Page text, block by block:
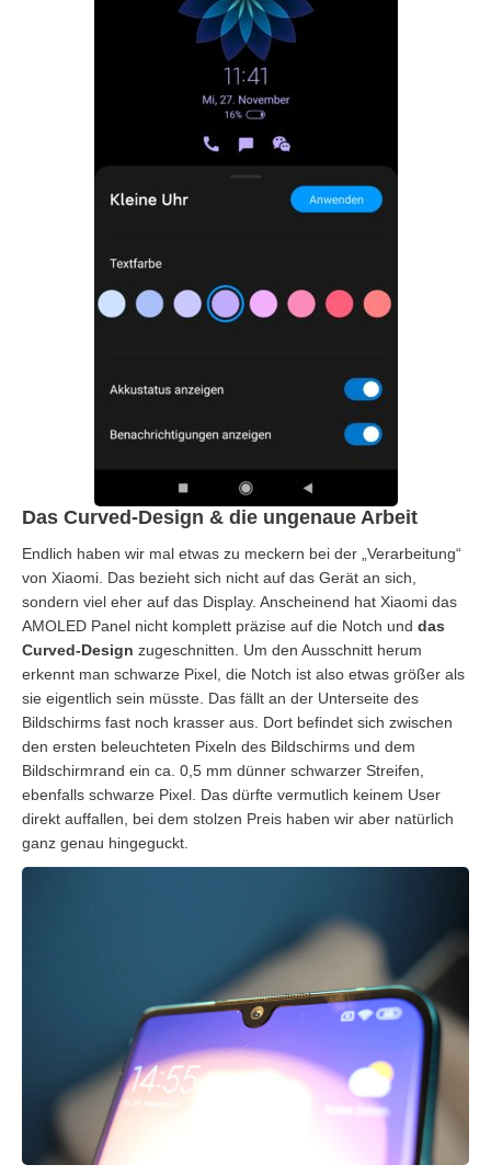
Das Curved-Design & die ungenaue Arbeit
Endlich haben wir mal etwas zu meckern bei der „Verarbeitung“
von Xiaomi. Das bezieht sich nicht auf das Gerät an sich,
sondern viel eher auf das Display. Anscheinend hat Xiaomi das
AMOLED Panel nicht komplett präzise auf die Notch und das
Curved-Design zugeschnitten. Um den Ausschnitt herum
erkennt man schwarze Pixel, die Notch ist also etwas größer als
sie eigentlich sein müsste. Das fällt an der Unterseite des
Bildschirms fast noch krasser aus. Dort befindet sich zwischen
den ersten beleuchteten Pixeln des Bildschirms und dem
Bildschirmrand ein ca. 0,5 mm dünner schwarzer Streifen,
ebenfalls schwarze Pixel. Das dürfte vermutlich keinem User
direkt auffallen, bei dem stolzen Preis haben wir aber natürlich
ganz genau hingeguckt.